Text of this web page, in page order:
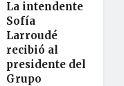
La intendente
Sofía
Larroudé
recibió al
presidente del
Grupo